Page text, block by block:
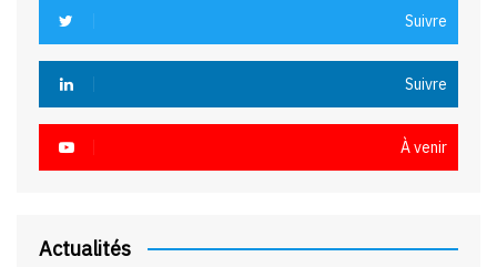
Suivre
Suivre
À venir
Actualités